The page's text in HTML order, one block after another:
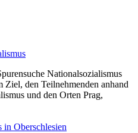
Nationalsozialismus
Ziel, den Teilnehmenden anhand
und den Orten Prag,
in Oberschlesien